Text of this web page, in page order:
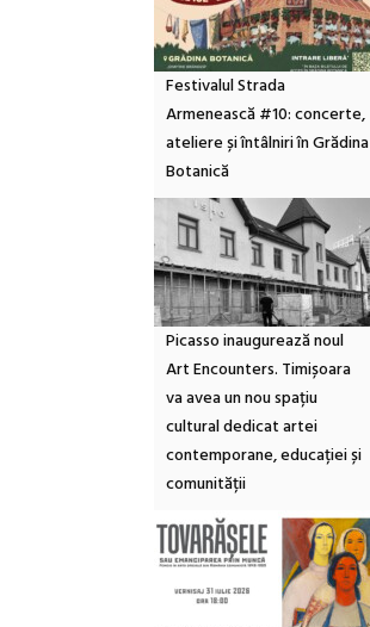
Festivalul Strada
Armenească #10: concerte,
ateliere și întâlniri în Grădina
Botanică
Picasso inaugurează noul
Art Encounters. Timișoara
va avea un nou spațiu
cultural dedicat artei
contemporane, educației și
comunității